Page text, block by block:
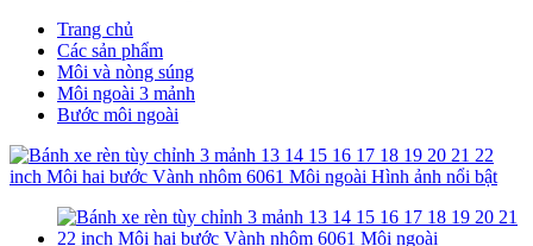
Trang chủ
Các sản phẩm
Môi và nòng súng
Môi ngoài 3 mảnh
Bước môi ngoài